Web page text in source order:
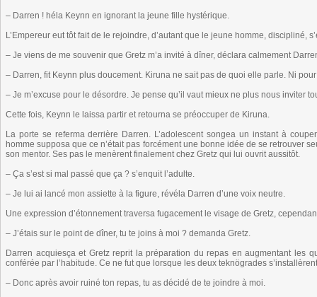
– Darren ! héla Keynn en ignorant la jeune fille hystérique.
L’Empereur eut tôt fait de le rejoindre, d’autant que le jeune homme, discipliné,
– Je viens de me souvenir que Gretz m’a invité à dîner, déclara calmement
– Darren, fit Keynn plus doucement. Kiruna ne sait pas de quoi elle parle. Ni
– Je m’excuse pour le désordre. Je pense qu’il vaut mieux ne plus nous inviter
Cette fois, Keynn le laissa partir et retourna se préoccuper de Kiruna.
La porte se referma derrière Darren. L’adolescent songea un instant à
homme supposa que ce n’était pas forcément une bonne idée de se retrouver
son mentor. Ses pas le menèrent finalement chez Gretz qui lui ouvrit aussitôt.
– Ça s’est si mal passé que ça ? s’enquit l’adulte.
– Je lui ai lancé mon assiette à la figure, révéla Darren d’une voix neutre.
Une expression d’étonnement traversa fugacement le visage de Gretz,
– J’étais sur le point de dîner, tu te joins à moi ? demanda Gretz.
Darren acquiesça et Gretz reprit la préparation du repas en augmentant les
conférée par l’habitude. Ce ne fut que lorsque les deux teknögrades
– Donc après avoir ruiné ton repas, tu as décidé de te joindre à moi.